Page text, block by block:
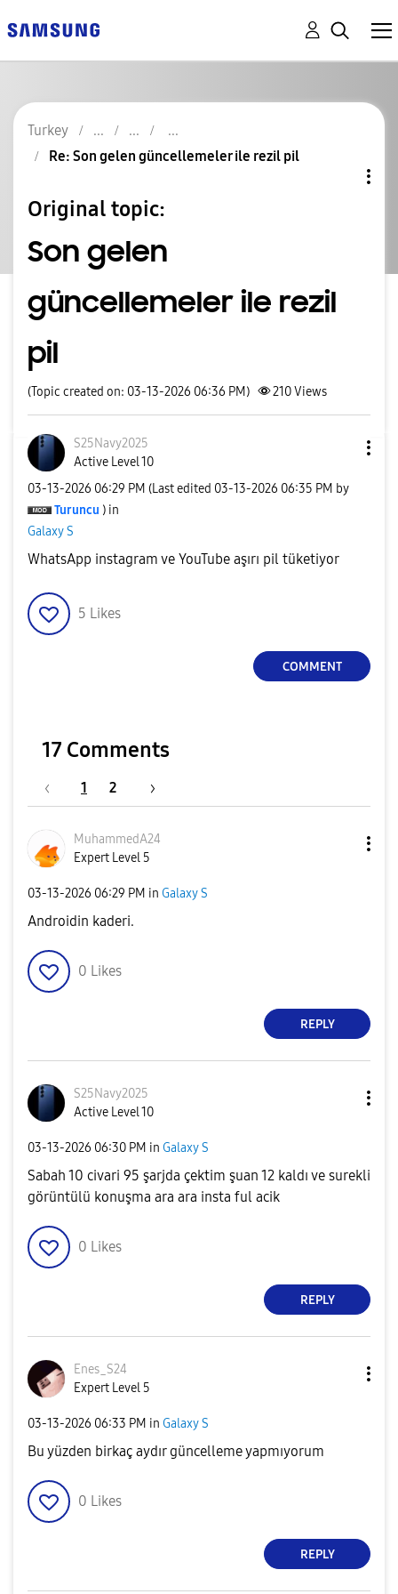
Turkey
Re: Son gelen güncellemeler ile rezil pil
Original topic:
Son gelen
güncellemeler ile rezil
pil
(Topic created on: 03-13-2026 06:36 PM) 210Views
S25Navy2025
Active Level 10
‎03-13-2026 06:29 PM (Last edited ‎03-13-2026 06:35 PM by
Turuncu ) in
Galaxy S
WhatsApp instagram ve YouTube aşırı pil tüketiyor
5 Likes
COMMENT
17 Comments
1 2
MuhammedA24
Expert Level 5
‎03-13-2026 06:29 PM in Galaxy S
Androidin kaderi.
0 Likes
REPLY
S25Navy2025
Active Level 10
‎03-13-2026 06:30 PM in Galaxy S
Sabah 10 civari 95 şarjda çektim şuan 12 kaldı ve surekli
görüntülü konuşma ara ara insta ful acik
0 Likes
REPLY
Enes_S24
Expert Level 5
‎03-13-2026 06:33 PM in Galaxy S
Bu yüzden birkaç aydır güncelleme yapmıyorum
0 Likes
REPLY